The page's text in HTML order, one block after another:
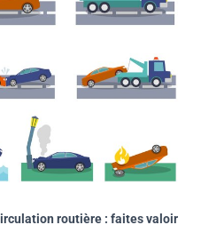
routière : faites valoir